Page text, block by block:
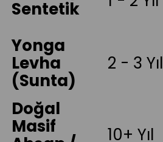
Sentetik
Yonga
Levha
(Sunta)
2 - 3 Yıl
Doğal
Masif
10+ Yıl